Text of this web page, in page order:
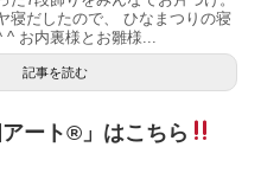
寝だしたので、 ひなまつりの寝
お内裏様とお雛様...
記事を読む
ート®」はこちら